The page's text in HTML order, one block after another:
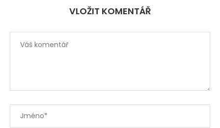
VLOŽIT KOMENTÁŘ